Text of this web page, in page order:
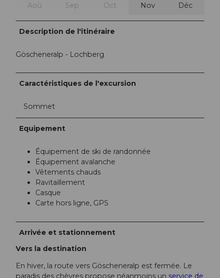
Aoû Sep Oct Nov Déc
Description de l'itinéraire
Göscheneralp - Lochberg
Caractéristiques de l'excursion
Sommet
Equipement
Équipement de ski de randonnée
Équipement avalanche
Vêtements chauds
Ravitaillement
Casque
Carte hors ligne, GPS
Arrivée et stationnement
Vers la destination
En hiver, la route vers Göscheneralp est fermée. Le
paradis des chèvres propose néanmoins un service de